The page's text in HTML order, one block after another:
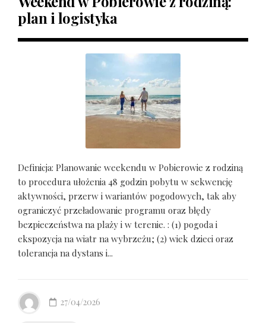
plan i logistyka
Definicja: Planowanie weekendu w Pobierowie z rodziną
to procedura ułożenia 48 godzin pobytu w sekwencję
aktywności, przerw i wariantów pogodowych, tak aby
ograniczyć przeładowanie programu oraz błędy
bezpieczeństwa na plaży i w terenie. : (1) pogoda i
ekspozycja na wiatr na wybrzeżu; (2) wiek dzieci oraz
tolerancja na dystans i...
27/04/2026